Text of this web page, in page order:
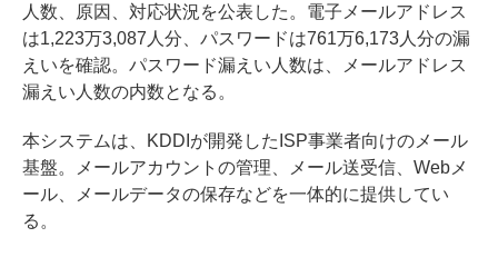
人数、原因、対応状況を公表した。電子メールアドレス
は1,223万3,087人分、パスワードは761万6,173人分の漏
えいを確認。パスワード漏えい人数は、メールアドレス
漏えい人数の内数となる。
本システムは、KDDIが開発したISP事業者向けのメール
基盤。メールアカウントの管理、メール送受信、Webメ
ール、メールデータの保存などを一体的に提供してい
る。